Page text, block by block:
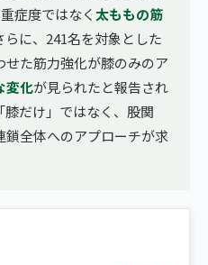
症度ではなく太ももの筋
らに、241名を対象とした
た筋力強化が膝のみのア
変化が見られたと報告され
だけ」ではなく、股関
全体へのアプローチが求